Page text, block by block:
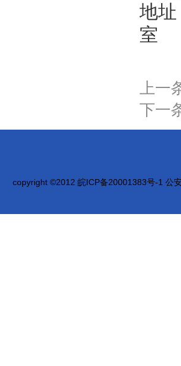
地
室
上一
下一
copyright ©2012 皖ICP备20001383号-1 公